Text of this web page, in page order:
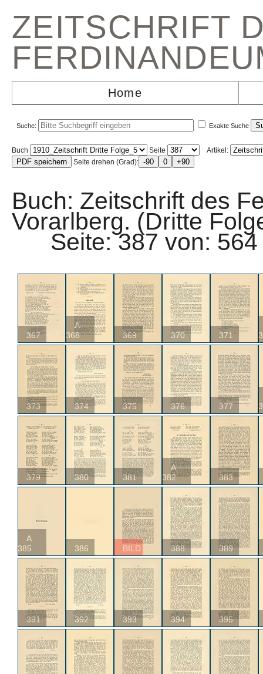
ZEITSCHRIFT
Home
Suche: Exakte Suche
Buch Seite
Artikel:
Seite drehen (Grad):
Buch: Zeitschrift des
Vorarlberg. (Dritte
Seite: 387 von:
367
A
368
369 370 371
373 374 375 376 377
379 380 381
A
382
383
A
385
386 BILD 388 389
391 392 393 394 395